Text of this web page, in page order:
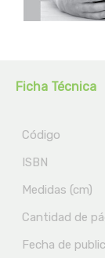
Ficha Técnica
Código
ISBN
Medidas (cm)
Cantidad de
Fecha de